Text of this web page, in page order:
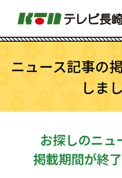
ニュース記事の
しま
お探しのニュ
掲載期間が終